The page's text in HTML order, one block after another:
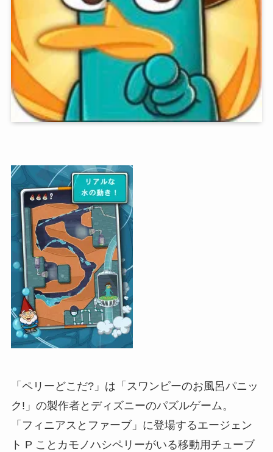
「ペリーどこだ?」は「スワンピーのお風呂パニッ
ク!」の製作者とディズニーのパズルゲーム。
「フィニアスとファーブ」に登場するエージェン
ト P ことカモノハシペリーがいる移動用チューブ